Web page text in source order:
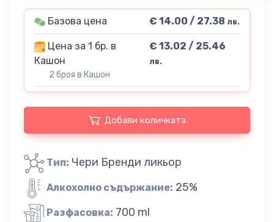
Базова цена € 14.00 / 27.38 лв.
Цена за 1 бр. в
Кашон
2 броя в Кашон
€ 13.02 / 25.46
лв.
Добави количката
Тип: Чери Бренди ликьор
Алкохолно съдържание: 25%
Разфасовка: 700 ml